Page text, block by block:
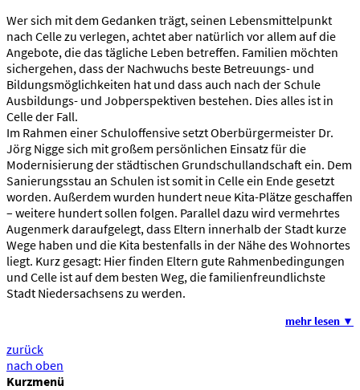
Wer sich mit dem Gedanken trägt, seinen Lebensmittelpunkt
nach Celle zu verlegen, achtet aber natürlich vor allem auf die
Angebote, die das tägliche Leben betreffen. Familien möchten
sichergehen, dass der Nachwuchs beste Betreuungs- und
Bildungsmöglichkeiten hat und dass auch nach der Schule
Ausbildungs- und Jobperspektiven bestehen. Dies alles ist in
Celle der Fall.
Im Rahmen einer Schuloffensive setzt Oberbürgermeister Dr.
Jörg Nigge sich mit großem persönlichen Einsatz für die
Modernisierung der städtischen Grundschullandschaft ein. Dem
Sanierungsstau an Schulen ist somit in Celle ein Ende gesetzt
worden. Außerdem wurden hundert neue Kita-Plätze geschaffen
– weitere hundert sollen folgen. Parallel dazu wird vermehrtes
Augenmerk daraufgelegt, dass Eltern innerhalb der Stadt kurze
Wege haben und die Kita bestenfalls in der Nähe des Wohnortes
liegt. Kurz gesagt: Hier finden Eltern gute Rahmenbedingungen
und Celle ist auf dem besten Weg, die familienfreundlichste
Stadt Niedersachsens zu werden.
mehr lesen ▼
zurück
nach oben
Kurzmenü